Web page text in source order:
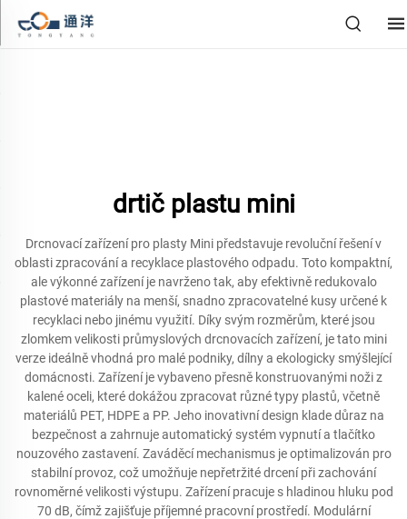
drtič plastu mini
Drcnovací zařízení pro plasty Mini představuje revoluční řešení v
oblasti zpracování a recyklace plastového odpadu. Toto kompaktní,
ale výkonné zařízení je navrženo tak, aby efektivně redukovalo
plastové materiály na menší, snadno zpracovatelné kusy určené k
recyklaci nebo jinému využití. Díky svým rozměrům, které jsou
zlomkem velikosti průmyslových drcnovacích zařízení, je tato mini
verze ideálně vhodná pro malé podniky, dílny a ekologicky smýšlející
domácnosti. Zařízení je vybaveno přesně konstruovanými noži z
kalené oceli, které dokážou zpracovat různé typy plastů, včetně
materiálů PET, HDPE a PP. Jeho inovativní design klade důraz na
bezpečnost a zahrnuje automatický systém vypnutí a tlačítko
nouzového zastavení. Zaváděcí mechanismus je optimalizován pro
stabilní provoz, což umožňuje nepřetržité drcení při zachování
rovnoměrné velikosti výstupu. Zařízení pracuje s hladinou hluku pod
70 dB, čímž zajišťuje příjemné pracovní prostředí. Modulární